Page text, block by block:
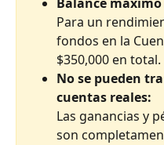
Para un
fondos en la
$350,000 en total.
No se pueden
cuentas reales:
Las ganancias y
son